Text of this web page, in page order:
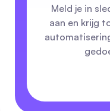
Meld je in
aan en krijg